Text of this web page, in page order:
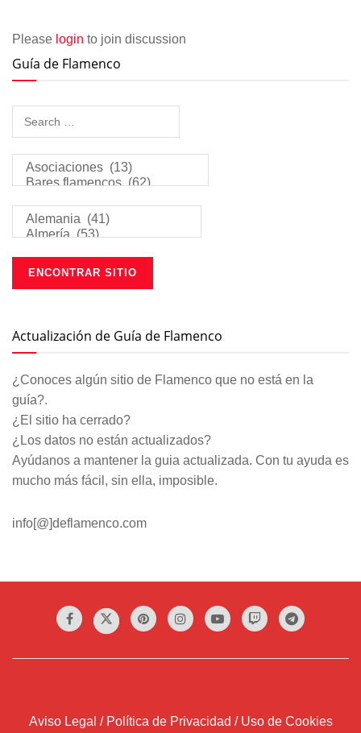
Please login to join discussion
Guía de Flamenco
Actualización de Guía de Flamenco
¿Conoces algún sitio de Flamenco que no está en la
guía?.
¿El sitio ha cerrado?
¿Los datos no están actualizados?
Ayúdanos a mantener la guia actualizada. Con tu ayuda es
mucho más fácil, sin ella, imposible.
info[@]deflamenco.com
Aviso Legal / Política de Privacidad / Uso de Cookies